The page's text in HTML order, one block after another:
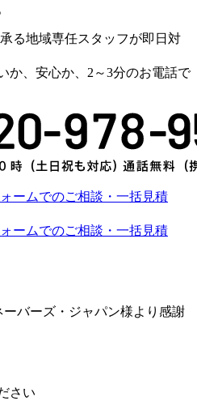
る地域専任スタッフが即日対
か、安心か、2～3分のお電話で
ームでのご相談・一括見積
ームでのご相談・一括見積
バーズ・ジャパン様より感謝
さい